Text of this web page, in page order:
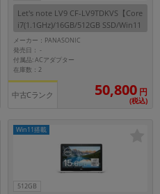
Let's note LV9 CF-LV9TDKVS【Core
i7(1.1GHz)/16GB/512GB SSD/Win11
Pro】
メーカー：PANASONIC
発売日：-
付属品: ACアダプター
在庫数：2
中古Cランク 50,800 円
(税込)
512GB
Win11搭載